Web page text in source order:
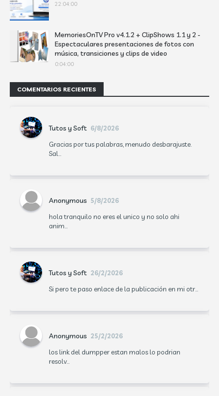
22:04:00
MemoriesOnTV Pro v4.1.2 + ClipShows 1.1 y 2 -
Espectaculares presentaciones de fotos con
música, transiciones y clips de video
0:04:00
COMENTARIOS RECIENTES
Tutos y Soft 6/8/2026
Gracias por tus palabras, menudo desbarajuste.
Sal...
Anonymous 5/8/2026
hola tranquilo no eres el unico y no solo ahi
anim...
Tutos y Soft 26/2/2026
Si pero te paso enlace de la publicación en mi otr...
Anonymous 25/2/2026
los link del dumpper estan malos lo podrian
resolv...